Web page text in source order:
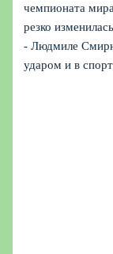
чемпионата
резко
- Людмиле
ударом и в